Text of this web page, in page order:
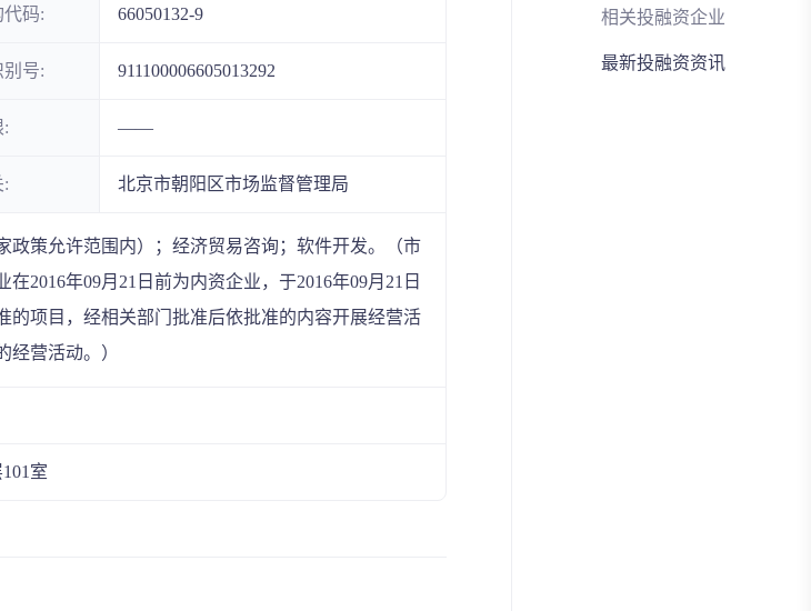
代码: 66050132-9
号: 911100006605013292
: ——
: 北京市朝阳区市场监督管理局
策允许范围内）；经济贸易咨询；软件开发。（市
2016年09月21日前为内资企业，于2016年09月21日
项目，经相关部门批准后依批准的内容开展经营活
营活动。）
室
相关投融资企业
最新投融资资讯